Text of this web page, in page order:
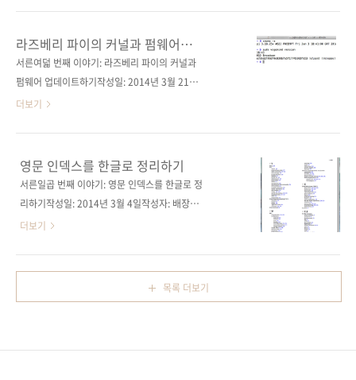
었으니 오늘 한번 라즈베리 파이를 탈바꿈시키
가 출시되어 이에 대해 간략하게 말씀드리고자
합니다. 정식 이름은 라즈베리 파이 모델 B+입니
다. 라즈베리 파이 재단 웹사이트에서는 "라즈베
리 파이 2가 아니다. 오리지널 ..
개발자보다 적긴 한데, 게임 분야에서는 C++이
대세인 것 같습니다. 그리고 향후 타이젠의 운명
이 어떻게 결정날지는 모르겠지만, 스마트폰을
가 순조롭게 진행된다면 C++에 대한 수요는 지
금보다 더욱 많아지리라 판단합니다. 그래서 준
로는 현재 아마존에서 타의 추종을 불허하고 있
는 서적입니다. 번역서 제목은 원서 그대로 번역
하지 않고 《C++ 더 쉽게, 더 깊게》로 정하였
습니다..
라즈베리 파이의 커널과 펌웨어
업데이트하기
서른여덟 번째 이야기: 라즈베리 파이의 커널과
펌웨어 업데이트하기작성일: 2014년 3월 21일
작성자: 배장열 안녕하세요?최근 제이펍에서는
를 위해 라즈베리 파이의 운영체제인 라즈비안
리눅스를 상세하게 다루고 있습니다. 윈도우 운
영체제를 사용할 줄 모르면서도 엑셀만 수준 높
라즈베리 파이로 이것저것 만들어 보고도 싶고,
세상에 하나밖에 없는 거창한(?) 프로젝트를 만
들어 한껏 자랑도 해보고 싶지만 정작 라즈비안
을 모르고서는 분명 어느 정도 따라하다 금방 한
여 한 페이지 한 페이지..
더보기
영문 인덱스를 한글로 정리하기
서른일곱 번째 이야기: 영문 인덱스를 한글로 정
리하기작성일: 2014년 3월 4일작성자: 배장열
안녕하세요? 오늘은 한국의 IT 개발자를 응원하
하게 한글로 옮겨놓을까 고민하는 역자분들과
편집자분들을 위한 알짜배기 팁입니다. 번역 원
더보기
목록 더보기